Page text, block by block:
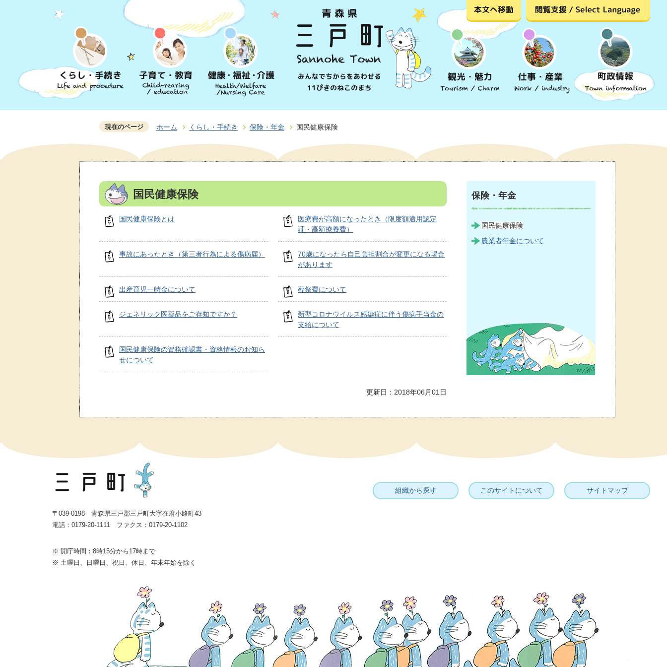
現在のページ ホーム くらし・手続き 保険・年金 国民健康保険
国民健康保険
国民健康保険とは
医療費が高額になったとき（限度額適用認定
証・高額療養費）
事故にあったとき（第三者行為による傷病届）
70歳になったら自己負担割合が変更になる場合
があります
出産育児一時金について 葬祭費について
ジェネリック医薬品をご存知ですか？
新型コロナウイルス感染症に伴う傷病手当金の
支給について
国民健康保険の資格確認書・資格情報のお知ら
せについて
更新日：2018年06月01日
保険・年金
国民健康保険
農業者年金について
組織から探す このサイトについて サイトマップ
〒039-0198 青森県三戸郡三戸町大字在府小路町43
電話：0179-20-1111 ファクス：0179-20-1102
※ 開庁時間：8時15分から17時まで
※ 土曜日、日曜日、祝日、休日、年末年始を除く